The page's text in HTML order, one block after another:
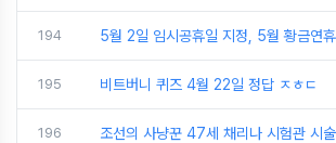
194 5월 2일 임시공휴일 지정, 5월 황금연
195 비트버니 퀴즈 4월 22일 정답 ㅈㅎㄷ
196 조선의 사냥꾼 47세 채리나 시험관 시